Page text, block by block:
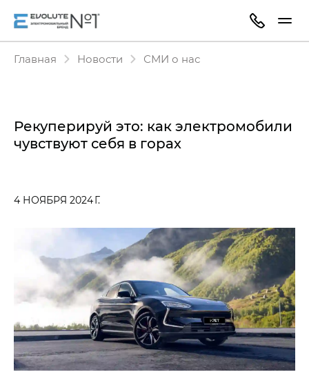
Главная Новости СМИ о нас
Рекуперируй это: как электромобили
чувствуют себя в горах
4 НОЯБРЯ 2024 Г.